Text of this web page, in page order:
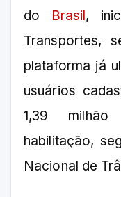
do Brasil,
Transportes,
plataforma já
usuários
1,39
habilitação,
Nacional de